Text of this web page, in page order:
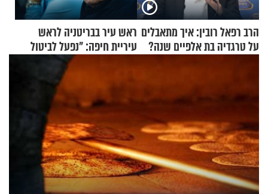
הרב רפאל רובין: איך מתאבלים
על טרגדיה בת אלפיים שנה?
ראש עיר בבריטניה לראש
עיריית חיפה: ״נפעל לביטול
ברית הערים התאומות״